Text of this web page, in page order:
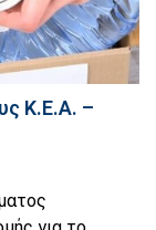
Κ.Ε.Α. –